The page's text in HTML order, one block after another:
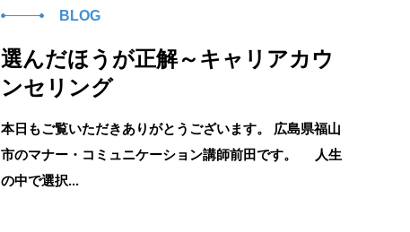
BLOG
選んだほうが正解～キャリアカウ
ンセリング
本日もご覧いただきありがとうございます。 広島県福山
市のマナー・コミュニケーション講師前田です。 人生
の中で選択...